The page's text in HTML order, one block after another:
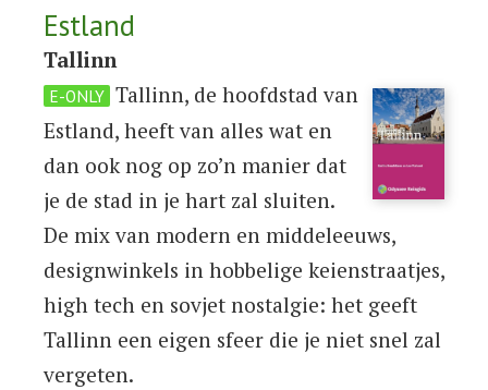
Estland
Tallinn
E-ONLY Tallinn, de hoofdstad van
Estland, heeft van alles wat en
dan ook nog op zo’n manier dat
je de stad in je hart zal sluiten.
De mix van modern en middeleeuws,
designwinkels in hobbelige keienstraatjes,
high tech en sovjet nostalgie: het geeft
Tallinn een eigen sfeer die je niet snel zal
vergeten.